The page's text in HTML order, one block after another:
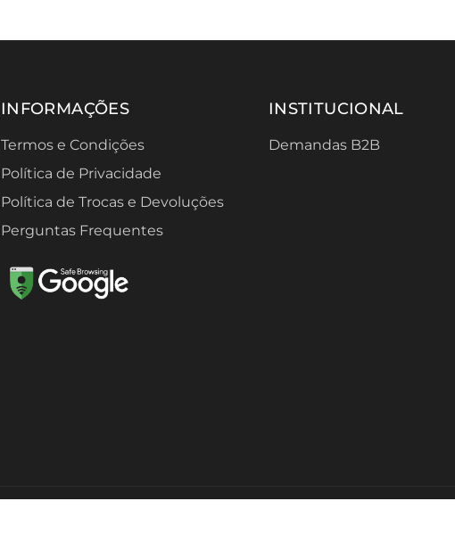
INFORMAÇÕES
Termos e Condições
Política de Privacidade
Política de Trocas e Devoluções
Perguntas Frequentes
INSTITUCIONAL
Demandas B2B